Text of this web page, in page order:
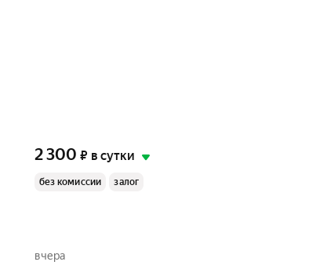
2 300 ₽ в сутки
без комиссии залог
вчера